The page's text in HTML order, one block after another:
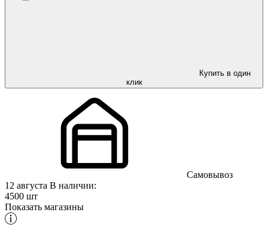
Купить в один
клик
Самовывоз
12 августа В наличии:
4500 шт
Показать магазины